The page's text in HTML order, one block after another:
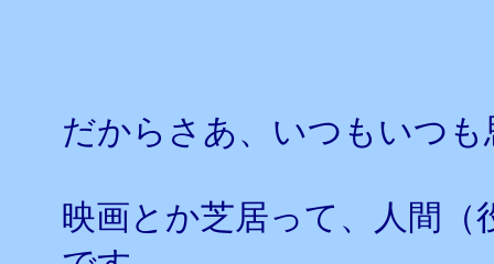
だからさあ、いつもいつ
映画とか芝居って、人間